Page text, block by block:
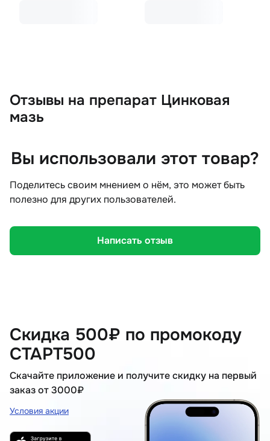
Отзывы на препарат Цинковая
мазь
Вы использовали этот товар?
Поделитесь своим мнением о нём, это может быть
полезно для других пользователей.
Написать отзыв
Скидка 500₽ по промокоду
СТАРТ500
Скачайте приложение и получите скидку на первый
заказ от 3000₽
Условия акции